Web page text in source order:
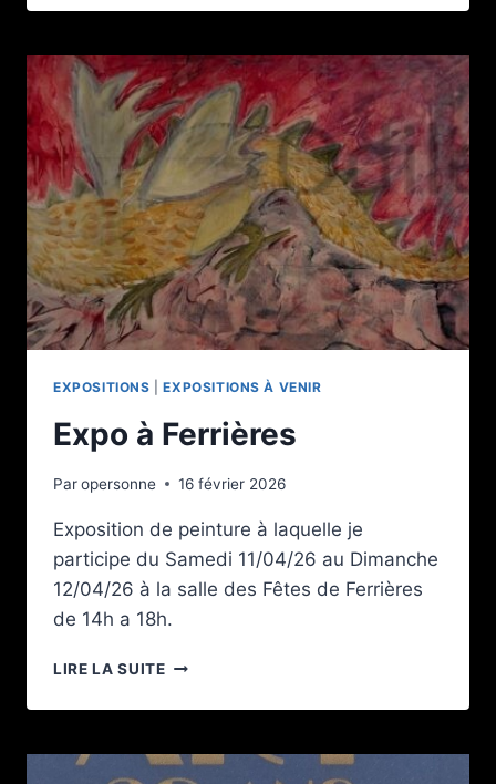
PALAIS
CONGRÈS
DU
TOUQUET
EXPOSITIONS |EXPOSITIONS À VENIR
Expo à Ferrières
Paropersonne 16 février 2026
Exposition de peinture à laquelle je
participe du Samedi 11/04/26 au Dimanche
12/04/26 à la salle des Fêtes de Ferrières
de 14h a 18h.
LIRE LA SUITEEXPO
FERRIÈRES